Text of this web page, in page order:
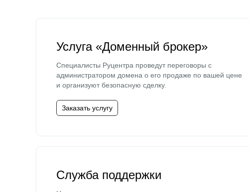
Услуга «Доменный брокер»
Специалисты Руцентра проведут переговоры с
администратором домена о его продаже по вашей цене
и организуют безопасную сделку.
Заказать услугу
Служба поддержки